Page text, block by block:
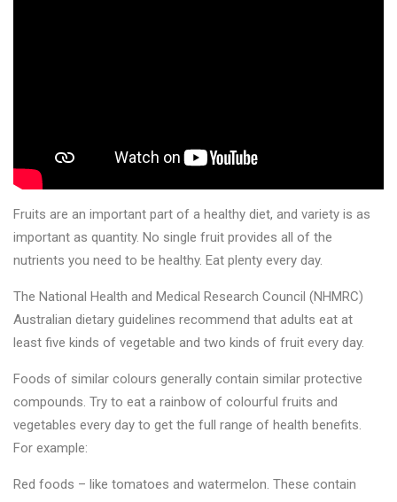
Fruits are an important part of a healthy diet, and variety is as
important as quantity. No single fruit provides all of the
nutrients you need to be healthy. Eat plenty every day.
The National Health and Medical Research Council (NHMRC)
Australian dietary guidelines recommend that adults eat at
least five kinds of vegetable and two kinds of fruit every day.
Foods of similar colours generally contain similar protective
compounds. Try to eat a rainbow of colourful fruits and
vegetables every day to get the full range of health benefits.
For example:
Red foods – like tomatoes and watermelon. These contain